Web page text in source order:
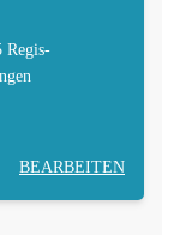
Regis-
BEARBEITEN